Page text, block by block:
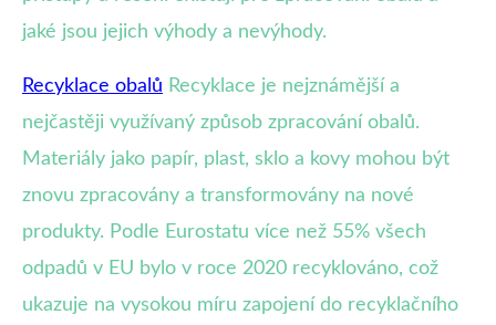
jaké jsou jejich výhody a nevýhody.
Recyklace obalů Recyklace je nejznámější a
nejčastěji využívaný způsob zpracování obalů.
Materiály jako papír, plast, sklo a kovy mohou být
znovu zpracovány a transformovány na nové
produkty. Podle Eurostatu více než 55% všech
odpadů v EU bylo v roce 2020 recyklováno, což
ukazuje na vysokou míru zapojení do recyklačního